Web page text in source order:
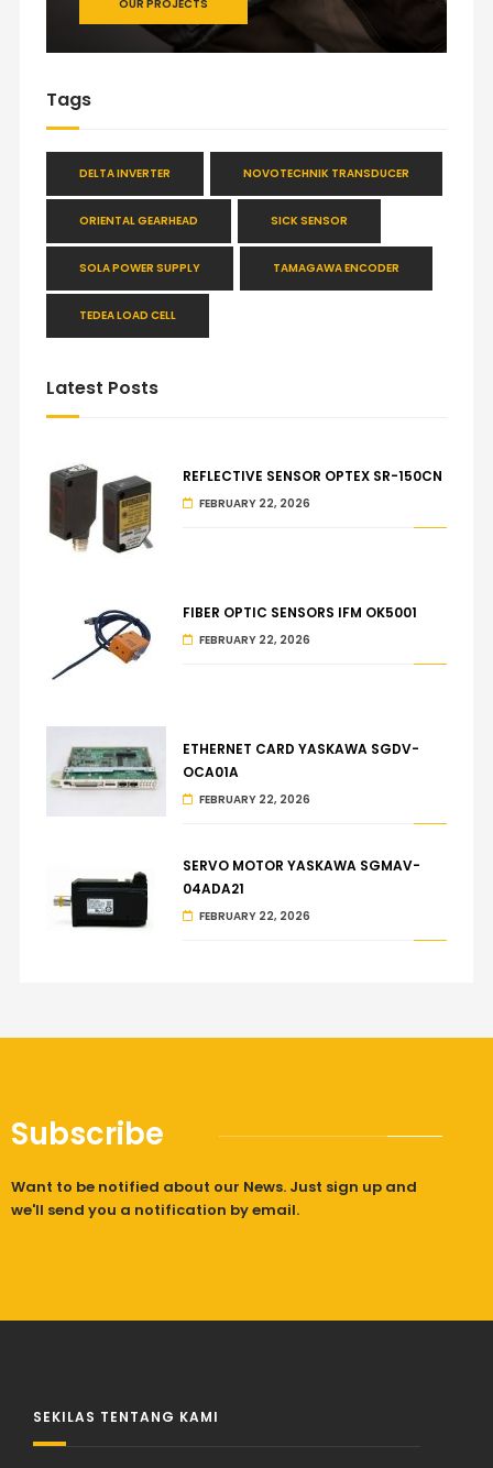
OUR PROJECTS
Tags
DELTA INVERTER NOVOTECHNIK TRANSDUCER
ORIENTAL GEARHEAD SICK SENSOR
SOLA POWER SUPPLY TAMAGAWA ENCODER
TEDEA LOAD CELL
Latest Posts
REFLECTIVE SENSOR OPTEX SR-150CN
FEBRUARY 22, 2026
FIBER OPTIC SENSORS IFM OK5001
FEBRUARY 22, 2026
ETHERNET CARD YASKAWA SGDV-
OCA01A
FEBRUARY 22, 2026
SERVO MOTOR YASKAWA SGMAV-
04ADA21
FEBRUARY 22, 2026
Subscribe
Want to be notified about our News. Just sign up and
we'll send you a notification by email.
SEKILAS TENTANG KAMI